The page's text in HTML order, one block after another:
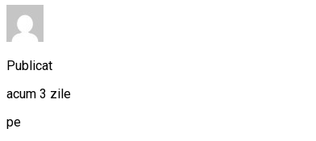
Publicat
acum 3 zile
pe